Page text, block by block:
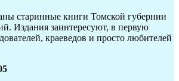
старинные книги Томской губернии
Издания заинтересуют, в первую
краеведов и просто любителей